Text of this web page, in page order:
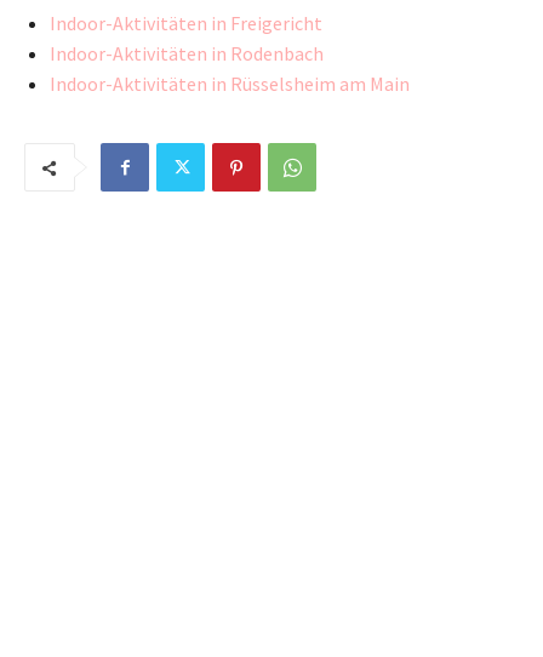
Indoor-Aktivitäten in Freigericht
Indoor-Aktivitäten in Rodenbach
Indoor-Aktivitäten in Rüsselsheim am Main